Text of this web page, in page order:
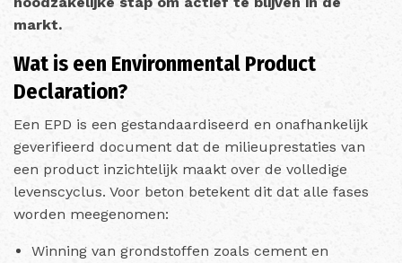
markt.
Wat is een Environmental Product
Declaration?
Een EPD is een gestandaardiseerd en onafhankelijk
geverifieerd document dat de milieuprestaties van
een product inzichtelijk maakt over de volledige
levenscyclus. Voor beton betekent dit dat alle fases
worden meegenomen:
Winning van grondstoffen zoals cement en